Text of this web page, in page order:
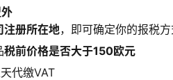
注册所在地，即可确定你的报税
税前价格是否大于150欧元
代缴VAT